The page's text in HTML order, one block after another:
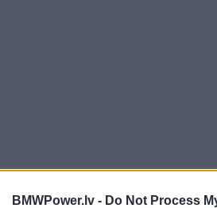
BMWPower.lv - Do Not Process